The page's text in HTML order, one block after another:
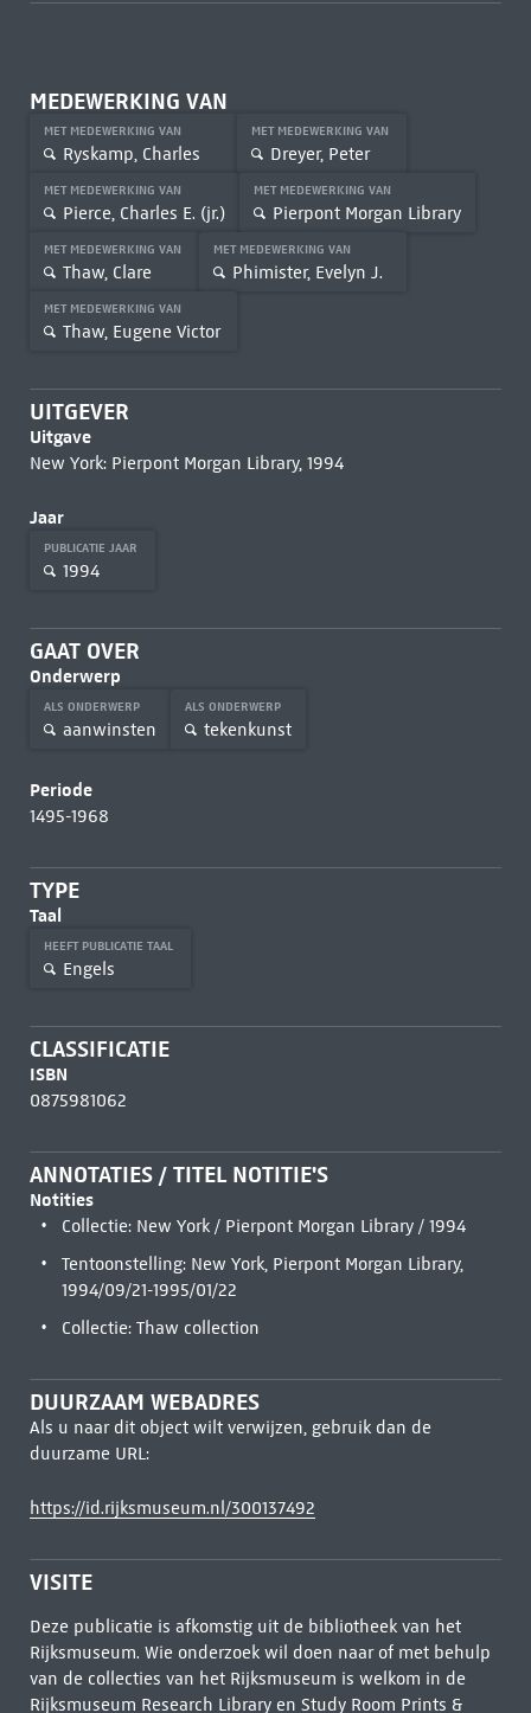
MEDEWERKING VAN
MET MEDEWERKING VAN
Ryskamp, Charles
MET MEDEWERKING VAN
Dreyer, Peter
MET MEDEWERKING VAN
Pierce, Charles E. (jr.)
MET MEDEWERKING VAN
Pierpont Morgan Library
MET MEDEWERKING VAN
Thaw, Clare
MET MEDEWERKING VAN
Phimister, Evelyn J.
MET MEDEWERKING VAN
Thaw, Eugene Victor
UITGEVER
Uitgave
New York: Pierpont Morgan Library, 1994
Jaar
PUBLICATIE JAAR
1994
GAAT OVER
Onderwerp
ALS ONDERWERP
aanwinsten
ALS ONDERWERP
tekenkunst
Periode
1495-1968
TYPE
Taal
HEEFT PUBLICATIE TAAL
Engels
CLASSIFICATIE
ISBN
0875981062
ANNOTATIES / TITEL NOTITIE'S
Notities
Collectie: New York / Pierpont Morgan Library / 1994
Tentoonstelling: New York, Pierpont Morgan Library,
1994/09/21-1995/01/22
Collectie: Thaw collection
DUURZAAM WEBADRES
Als u naar dit object wilt verwijzen, gebruik dan de
duurzame URL:
https://id.rijksmuseum.nl/300137492
VISITE
Deze publicatie is afkomstig uit de bibliotheek van het
Rijksmuseum. Wie onderzoek wil doen naar of met behulp
van de collecties van het Rijksmuseum is welkom in de
Rijksmuseum Research Libraryen Study Room Prints &